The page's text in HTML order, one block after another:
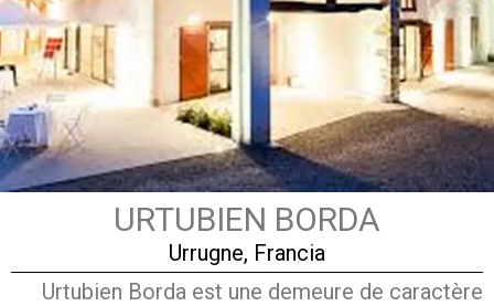
URTUBIEN BORDA
Urrugne, Francia
Urtubien Borda est une demeure de caractère